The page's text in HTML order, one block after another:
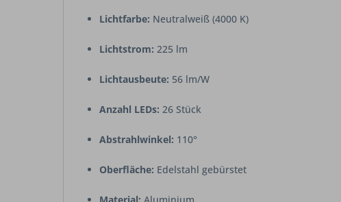
Lichtfarbe: Neutralweiß (4000 K)
Lichtstrom: 225 lm
Lichtausbeute: 56 lm/W
Anzahl LEDs: 26 Stück
Abstrahlwinkel: 110°
Oberfläche: Edelstahl gebürstet